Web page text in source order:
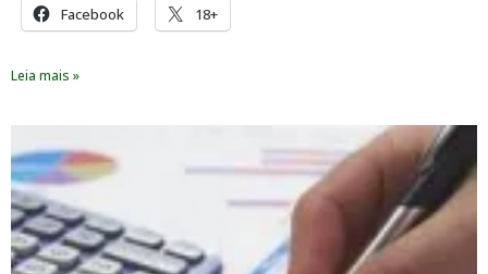
Facebook 18+
Leia mais »